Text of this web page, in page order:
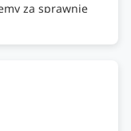
za sprawnie
Polecam!